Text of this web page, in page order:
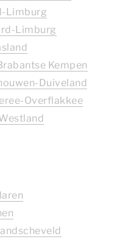
Limburg
Limburg
Kempen
Duiveland
Overflakkee